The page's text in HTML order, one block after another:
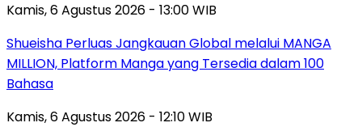
Kamis, 6 Agustus 2026 - 13:00 WIB
Shueisha Perluas Jangkauan Global melalui MANGA
MILLION, Platform Manga yang Tersedia dalam 100
Bahasa
Kamis, 6 Agustus 2026 - 12:10 WIB